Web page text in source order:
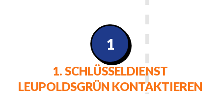
1. SCHLÜSSELDIENST
LEUPOLDSGRÜN KONTAKTIEREN
1